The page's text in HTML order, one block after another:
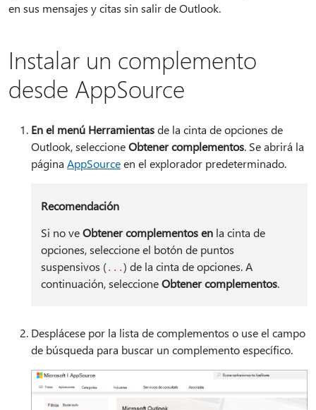
en sus mensajes y citas sin salir de Outlook.
Instalar un complemento
desde AppSource
En el menú Herramientasde la cinta de opciones de
Outlook, seleccioneObtener complementos. Se abrirá la
página AppSourceen el explorador predeterminado.
Recomendación
Si no veObtener complementos enla cinta de
opciones, seleccione el botón de puntos
suspensivos (...) de la cinta de opciones. A
continuación, seleccioneObtener complementos.
Desplácese por la lista de complementos o use el campo
de búsqueda para buscar un complemento específico.